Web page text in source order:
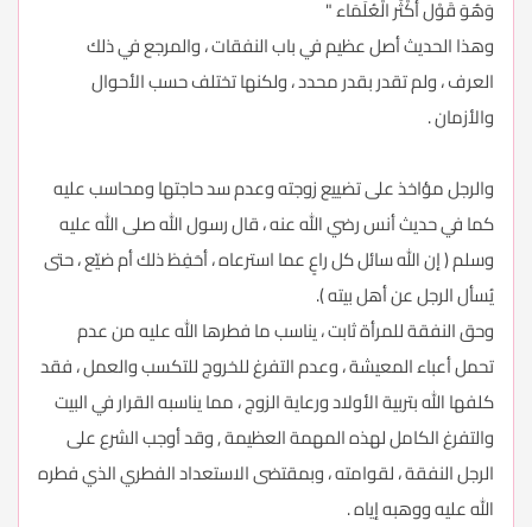
وَهُوَ قَوْل أَكْثَر الْعُلَمَاء "
وهذا الحديث أصل عظيم في باب النفقات ، والمرجع في ذلك
العرف ، ولم تقدر بقدر محدد ، ولكنها تختلف حسب الأحوال
والأزمان .
والرجل مؤاخذ على تضييع زوجته وعدم سد حاجتها ومحاسب عليه
كما في حديث أنس رضي الله عنه ، قال رسول الله صلى الله عليه
وسلم ( إن الله سائل كل راعٍ عما استرعاه ، أحَفِظ ذلك أم ضيّع ، حتى
يُسأل الرجل عن أهل بيته ).
وحق النفقة للمرأة ثابت ، يناسب ما فطرها الله عليه من عدم
تحمل أعباء المعيشة ، وعدم التفرغ للخروج للتكسب والعمل ، فقد
كلفها الله بتربية الأولاد ورعاية الزوج ، مما يناسبه القرار في البيت
والتفرغ الكامل لهذه المهمة العظيمة , وقد أوجب الشرع على
الرجل النفقة ، لقوامته ، وبمقتضى الاستعداد الفطري الذي فطره
الله عليه ووهبه إياه .